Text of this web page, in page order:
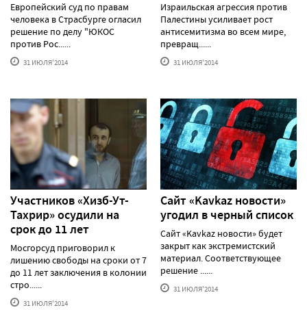
Европейский суд по правам
человека в Страсбурге огласил
решение по делу "ЮКОС
против Рос......
31 ИЮЛЯ'2014
Израильская агрессия против
Палестины усиливает рост
антисемитизма во всем мире,
превращ......
31 ИЮЛЯ'2014
Участников «Хизб-Ут-
Тахрир» осудили на
срок до 11 лет
Мосгорсуд приговорил к
лишению свободы на сроки от 7
до 11 лет заключения в колонии
стро......
31 ИЮЛЯ'2014
Сайт «Kavkaz новости»
угодил в черный список
Сайт «Kavkaz новости» будет
закрыт как экстремистский
материал. Соответствующее
решение ......
31 ИЮЛЯ'2014